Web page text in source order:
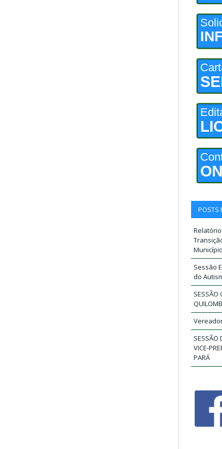
POSTS
Sessão
do
SESSÃO
SESSÃO
VICE-
PARÁ